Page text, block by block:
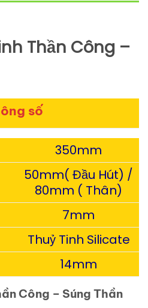
Thần Công –
số
350mm
50mm( Đầu Hút) /
80mm ( Thân)
7mm
Thuỷ Tinh Silicate
14mm
Công – Súng Thần